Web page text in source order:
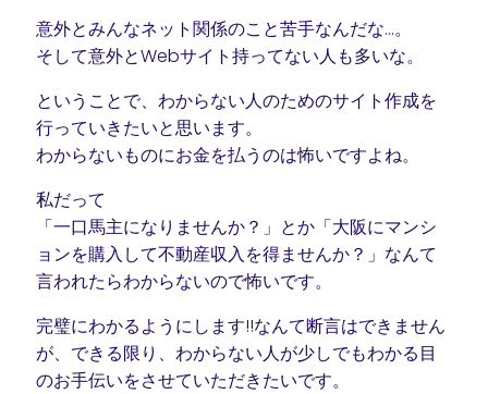
意外とみんなネット関係のこと苦手なんだな…。
そして意外とWebサイト持ってない人も多いな。
ということで、わからない人のためのサイト作成を
行っていきたいと思います。
わからないものにお金を払うのは怖いですよね。
私だって
「一口馬主になりませんか？」とか「大阪にマンシ
ョンを購入して不動産収入を得ませんか？」なんて
言われたらわからないので怖いです。
完璧にわかるようにします!!なんて断言はできません
が、できる限り、わからない人が少しでもわかる目
のお手伝いをさせていただきたいです。